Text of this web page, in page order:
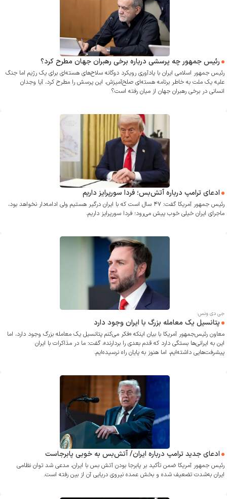
رئیس جمهور چه پرسشی درباره برخی رهبران جهان مطرح کرد؟
رئیس جمهور اسلامی ایران با یادآوری رویکرد دوگانه سلاح‌های هسته‌ای برای یک رژیم اما جنگ
علیه یک ملت به‌ خاطر برنامه هسته‌ای صلح‌آمیزش، این پرسش را مطرح کرد، آیا وجدان
انسانی در برخی رهبران جهان از میان رفته است؟
ادعای ترامپ درباره آتش‌بس؛ فردا سورپرایز داریم
رئیس جمهور آمریکا گفت: ۴۷ سال است که با ایران درگیر هستیم ولی ادامه‌دار نخواهد بود،
ماجرای ایران خیلی خوب پیش می‌رود؛ فردا سورپرایز داریم.
جی دی ونس:
پتانسیل یک معامله بزرگ با ایران وجود دارد
معاون رئیس‌جمهور آمریکا با بیان اینکه «فکر می‌کنم پتانسیل یک معامله بزرگ وجود دارد، اما
این به ایرانی‌ها بستگی دارد که قدم بعدی را بردارند»، گفت: ما در مذاکرات با ایران
پیشرفت‌هایی داشته‌ایم، اما هنوز به پایان راه نرسیده‌ایم.
ادعای جدید ترامپ درباره ایران/ آتش‌بس به خوبی پابرجاست
رئیس جمهور آمریکا ضمن تأکید بر پابرجا بودن آتش بس با ایران، مدعی شد توان نظامی
ایران به‌شدت تضعیف شده و بخش عمده نیروی دریایی آن از بین رفته است.